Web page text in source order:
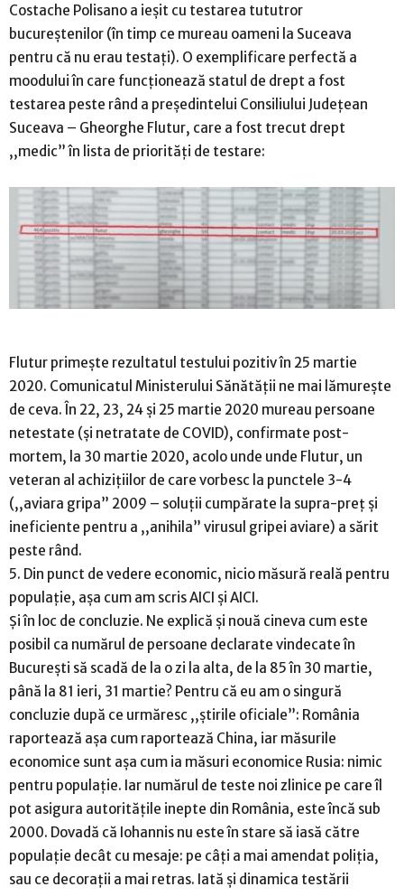
Costache Polisano a ieșit cu testarea tututror
bucureștenilor (în timp ce mureau oameni la Suceava
pentru că nu erau testați). O exemplificare perfectă a
moodului în care funcționează statul de drept a fost
testarea peste rând a președintelui Consiliului Județean
Suceava – Gheorghe Flutur, care a fost trecut drept
,,medic” în lista de priorități de testare:
Flutur primește rezultatul testului pozitiv în 25 martie
2020. Comunicatul Ministerului Sănătății ne mai lămurește
de ceva. În 22, 23, 24 și 25 martie 2020 mureau persoane
netestate (și netratate de COVID), confirmate post-
mortem, la 30 martie 2020, acolo unde unde Flutur, un
veteran al achizițiilor de care vorbesc la punctele 3-4
(,,aviara gripa” 2009 – soluții cumpărate la supra-preț și
ineficiente pentru a ,,anihila” virusul gripei aviare) a sărit
peste rând.
5. Din punct de vedere economic, nicio măsură reală pentru
populație, așa cum am scris AICI și AICI.
Și în loc de concluzie. Ne explică și nouă cineva cum este
posibil ca numărul de persoane declarate vindecate în
București să scadă de la o zi la alta, de la 85 în 30 martie,
până la 81 ieri, 31 martie? Pentru că eu am o singură
concluzie după ce urmăresc ,,știrile oficiale”: România
raportează așa cum raportează China, iar măsurile
economice sunt așa cum ia măsuri economice Rusia: nimic
pentru populație. Iar numărul de teste noi zlinice pe care îl
pot asigura autoritățile inepte din România, este încă sub
2000. Dovadă că Iohannis nu este în stare să iasă către
populație decât cu mesaje: pe câți a mai amendat poliția,
sau ce decorații a mai retras. Iată și dinamica testării